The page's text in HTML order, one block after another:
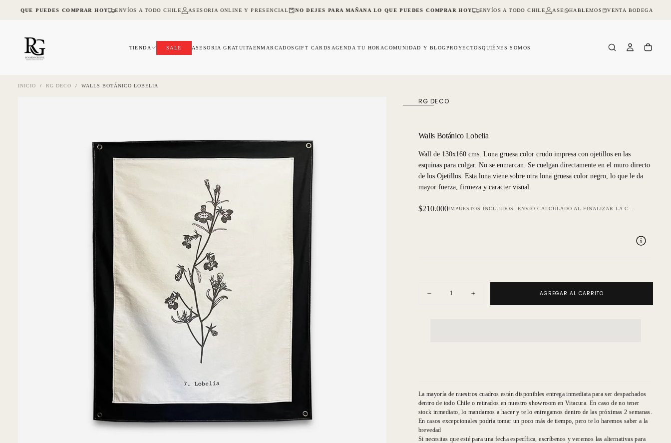
SALTAR
LO QUE PUEDES COMPRAR HOY ENVÍOS A TODO CHILE ASESORIA ONLINE Y PRESENCIAL NO DEJES PARA MAÑANA LO QUE PUEDES COMPRAR HOY ENVÍOS A TODO CHILE ASESORIA ONLINE Y PRESENCIAL
HABLEMOS VENTA BODEGA
TIENDA SALE ASESORIA GRATUITA ENMARCADOS GIFT CARDS AGENDA TU HORACOMUNIDAD Y BLOGPROYECTOSQUIÉNES SOMOS
INICIO / RG DECO / WALLS BOTÁNICO LOBELIA
RG DECO
Walls Botánico Lobelia
Wall de 130x160 cms. Lona gruesa color crudo impresa con ojetillos en las
esquinas para colgar. No se enmarcan. Se cuelgan directamente en el muro directo
de los Ojetillos. Esta lona viene sobre otra lona gruesa color negro, lo que le da
mayor fuerza, firmeza y caracter visual.
Precio
$210.000IMPUESTOS INCLUIDOS. ENVÍO CALCULADO AL FINALIZAR LA COMPRA.
Disminuir
Aumentar
cantidad
AGREGAR AL CARRITO
La mayoría de nuestros cuadros están disponibles entrega inmediata para ser despachados
dentro de todo Chile o retirados en nuestro showroom en Vitacura. En caso de no tener
stock inmediato, lo mandamos a hacer y te lo entregamos dentro de las próximas 2 semanas.
En casos excepcionales podría tomar un poco más de tiempo, pero te lo haremos saber a la
brevedad
Si necesitas que esté para una fecha específica, escríbenos y veremos las alternativas para